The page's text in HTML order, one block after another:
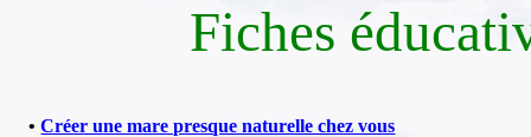
Fiches
•Créer une mare presque naturelle chez vous